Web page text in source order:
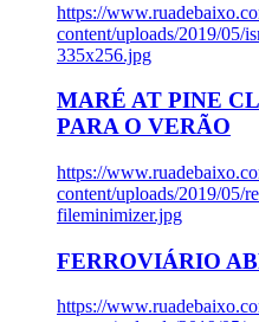
https://
content/uploads/2019/05/
335x256.jpg
MARÉ AT PINE
PARA O VERÃO
https://
content/uploads/2019/05/
fileminimizer.jpg
FERROVIÁRIO
https://